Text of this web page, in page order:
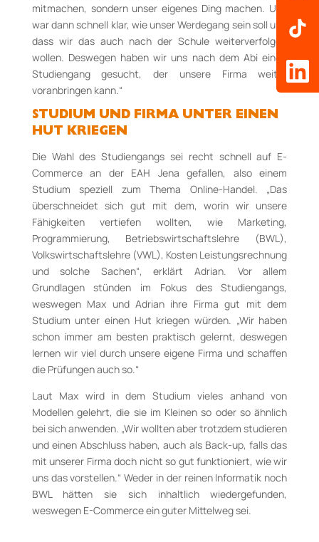
mitmachen, sondern unser eigenes Ding machen. Uns
war dann schnell klar, wie unser Werdegang sein soll und
dass wir das auch nach der Schule weiterverfolgen
wollen. Deswegen haben wir uns nach dem Abi einen
Studiengang gesucht, der unsere Firma weiter
voranbringen kann.“
STUDIUM UND FIRMA UNTER EINEN
HUT KRIEGEN
Die Wahl des Studiengangs sei recht schnell auf E-
Commerce an der EAH Jena gefallen, also einem
Studium speziell zum Thema Online-Handel. „Das
überschneidet sich gut mit dem, worin wir unsere
Fähigkeiten vertiefen wollten, wie Marketing,
Programmierung, Betriebswirtschaftslehre (BWL),
Volkswirtschaftslehre (VWL), Kosten Leistungsrechnung
und solche Sachen“, erklärt Adrian. Vor allem
Grundlagen stünden im Fokus des Studiengangs,
weswegen Max und Adrian ihre Firma gut mit dem
Studium unter einen Hut kriegen würden. „Wir haben
schon immer am besten praktisch gelernt, deswegen
lernen wir viel durch unsere eigene Firma und schaffen
die Prüfungen auch so.“
Laut Max wird in dem Studium vieles anhand von
Modellen gelehrt, die sie im Kleinen so oder so ähnlich
bei sich anwenden. „Wir wollten aber trotzdem studieren
und einen Abschluss haben, auch als Back-up, falls das
mit unserer Firma doch nicht so gut funktioniert, wie wir
uns das vorstellen.“ Weder in der reinen Informatik noch
BWL hätten sie sich inhaltlich wiedergefunden,
weswegen E-Commerce ein guter Mittelweg sei.